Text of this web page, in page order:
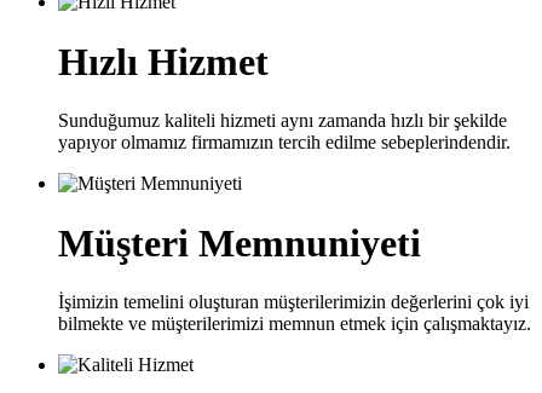
Hızlı Hizmet
Sunduğumuz kaliteli hizmeti aynı zamanda hızlı bir şekilde
yapıyor olmamız firmamızın tercih edilme sebeplerindendir.
Müşteri Memnuniyeti
İşimizin temelini oluşturan müşterilerimizin değerlerini çok iyi
bilmekte ve müşterilerimizi memnun etmek için çalışmaktayız.